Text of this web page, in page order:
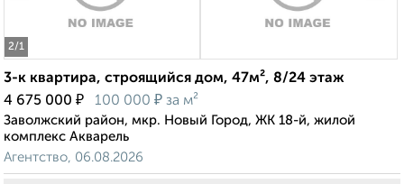
2/1
3-к квартира, строящийся дом, 47м², 8/24 этаж
4 675 000 ₽ 100 000 ₽ за м²
Заволжский район, мкр. Новый Город, ЖК 18-й, жилой
комплекс Акварель
Агентство, 06.08.2026